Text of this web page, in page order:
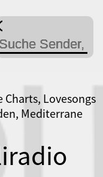
Charts, Lovesongs
Mediterrane